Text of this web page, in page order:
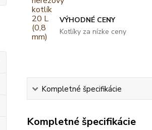
VÝHODNÉ CENY
Kotlíky za nízke ceny
Kompletné špecifikácie
Kompletné špecifikácie